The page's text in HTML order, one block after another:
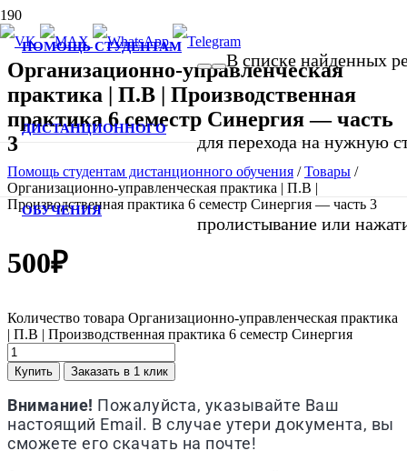
ПОМОЩЬ СТУДЕНТАМ
ДИСТАНЦИОННОГО
ОБУЧЕНИЯ
В списке найденных
для перехода на нужную
пролистывание или
Организационно-управленческая
практика | П.В | Производственная
практика 6 семестр Синергия — часть
3
Помощь студентам дистанционного обучения /Товары /
Организационно-управленческая практика | П.В |
Производственная практика 6 семестр Синергия — часть 3
500₽
Количество товара Организационно-управленческая практика
| П.В | Производственная практика 6 семестр Синергия
Купить Заказать в 1 клик
Внимание! Пожалуйста, указывайте Ваш
настоящий Email. В случае утери документа, вы
сможете его скачать на почте!